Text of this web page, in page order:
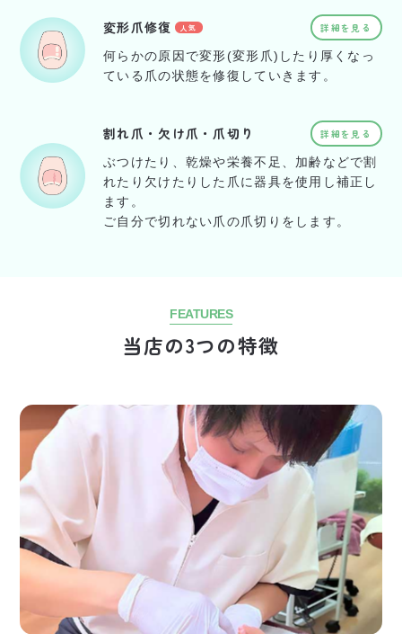
変形爪修復 人気 詳細を見る
何らかの原因で変形(変形爪)したり厚くなっ
ている爪の状態を修復していきます。
割れ爪・欠け爪・爪切り 詳細を見る
ぶつけたり、乾燥や栄養不足、加齢などで割
れたり欠けたりした爪に器具を使用し補正し
ます。
ご自分で切れない爪の爪切りをします。
FEATURES
当店の3つの特徴